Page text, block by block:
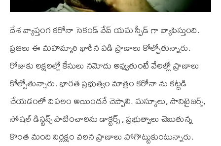
దేశ వ్యాప్తంగ కరోనా సెకండ్ వేవ్ యమ స్పీడ్ గా వ్యాపిస్తుంది.
ప్రజలు ఈ మహమ్మారి భారీన పడి ప్రాణాలు కోల్పోతున్నారు.
రోజుకు లక్షలల్లో కేసులు నమోదు అవ్వుతుంటే వేలల్లో ప్రాణాలు
కోల్పోతున్నారు. భారత ప్రభుత్వం మాత్రం కరోనా ను కట్టడి
చేయడంలో విఫలం అయిందనే చెప్పాలి. మస్కూలు, సానిటైజర్స్,
సోషల్ డిస్టన్స్ పాటించాలను డాక్టర్స్ , ప్రభుత్వాలు చెబుతున్న
కొంత మంది నిర్లక్షం వలన ప్రాణాలు పోగొట్టుకుంటున్నారు.